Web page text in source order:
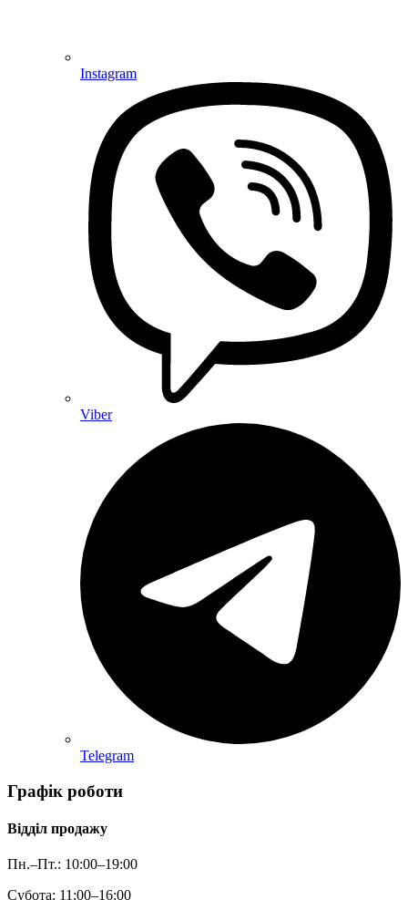
Instagram
Viber
Telegram
Графік роботи
Відділ продажу
Пн.–Пт.: 10:00–19:00
Субота: 11:00–16:00